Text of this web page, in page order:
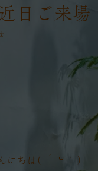
ご来場
にちは( ´ ꒳ ` )